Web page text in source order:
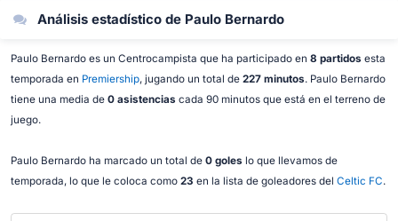
Análisis estadístico de Paulo Bernardo
Paulo Bernardo es un Centrocampista que ha participado en 8 partidos esta
temporada en Premiership, jugando un total de 227 minutos. Paulo Bernardo
tiene una media de 0 asistencias cada 90 minutos que está en el terreno de
juego.
Paulo Bernardo ha marcado un total de 0 goles lo que llevamos de
temporada, lo que le coloca como 23 en la lista de goleadores del Celtic FC.